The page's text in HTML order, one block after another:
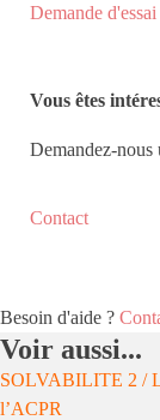
Demande
Vous êtes
Demandez-nous
Contact
Besoin d'aide ?
Voir aussi...
SOLVABILITE 2 /
l’ACPR